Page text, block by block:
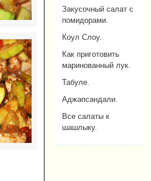
Закусочный салат с
помидорами.
Коул Слоу.
Как приготовить
маринованный лук.
Табуле.
Аджапсандали.
Все салаты к
шашлыку.